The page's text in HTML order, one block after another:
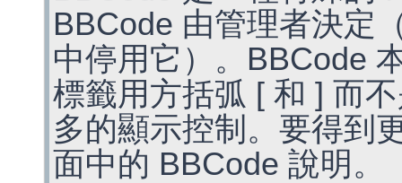
BBCode 由管理者決定
中停用它）。BBCode
標籤用方括弧 [ 和 ] 而
多的顯示控制。要得到
面中的 BBCode 說明。